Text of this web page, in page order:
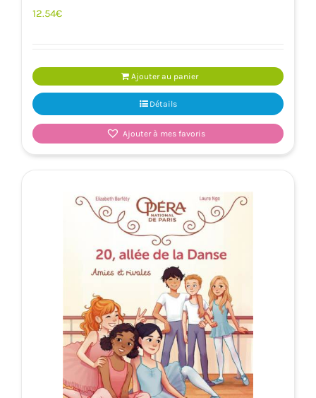
12.54€
Ajouter au panier
Détails
Ajouter à mes favoris